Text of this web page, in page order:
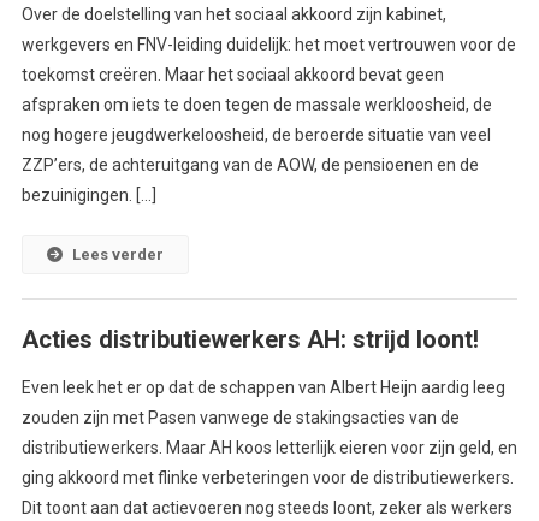
Over de doelstelling van het sociaal akkoord zijn kabinet,
werkgevers en FNV-leiding duidelijk: het moet vertrouwen voor de
toekomst creëren. Maar het sociaal akkoord bevat geen
afspraken om iets te doen tegen de massale werkloosheid, de
nog hogere jeugdwerkeloosheid, de beroerde situatie van veel
ZZP’ers, de achteruitgang van de AOW, de pensioenen en de
bezuinigingen. […]
Lees verder
Acties distributiewerkers AH: strijd loont!
Even leek het er op dat de schappen van Albert Heijn aardig leeg
zouden zijn met Pasen vanwege de stakingsacties van de
distributiewerkers. Maar AH koos letterlijk eieren voor zijn geld, en
ging akkoord met flinke verbeteringen voor de distributiewerkers.
Dit toont aan dat actievoeren nog steeds loont, zeker als werkers